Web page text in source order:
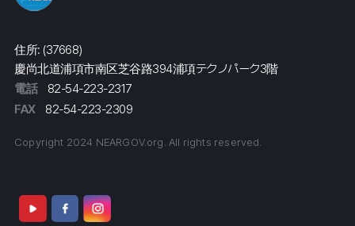
住所: (37668)
慶尚北道浦項市南区芝谷路394浦項テクノパーク3階
電話
82-54-223-2317
FAX
82-54-223-2309
Copyright 2024 NEARGOV.org. All rights reserved.